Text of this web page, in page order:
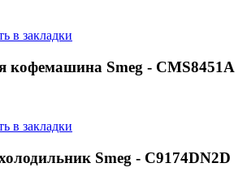
в закладки
кофемашина Smeg - CMS8451A
в закладки
Smeg - C9174DN2D